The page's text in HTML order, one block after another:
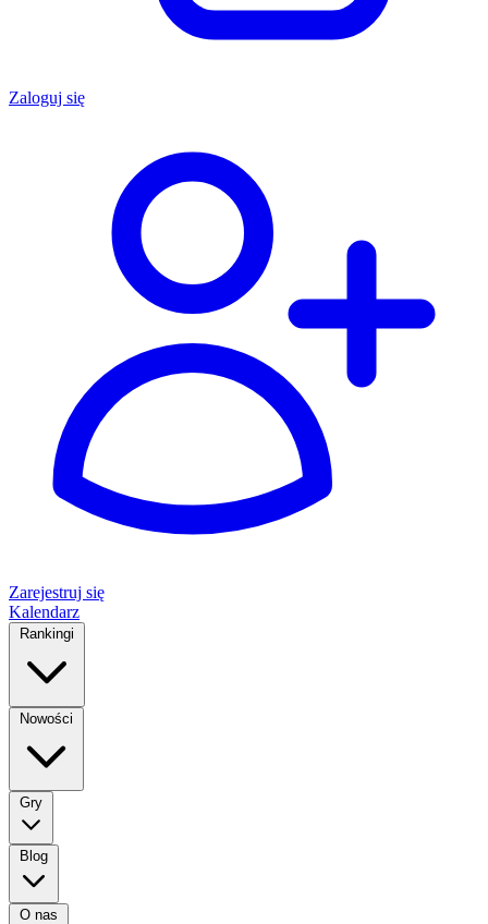
Zaloguj się
Zarejestruj się
Kalendarz
Rankingi
Nowości
Gry
Blog
O nas